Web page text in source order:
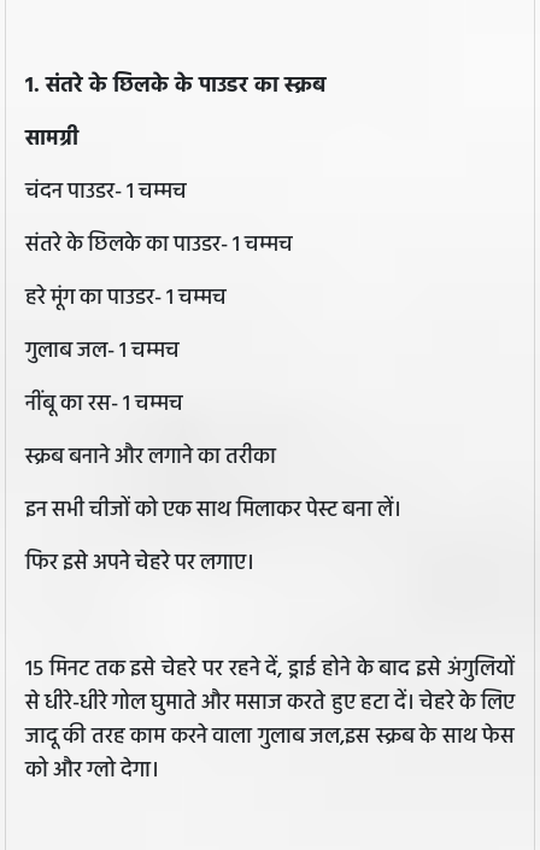
1. संतरे के छिलके के पाउडर का स्‍क्रब
सामग्री
चंदन पाउडर- 1 चम्‍मच
संतरे के छिलके का पाउडर- 1 चम्‍मच
हरे मूंग का पाउडर- 1 चम्‍मच
गुलाब जल- 1 चम्‍मच
नींबू का रस- 1 चम्‍मच
स्क्रब बनाने और लगाने का तरीका
इन सभी चीजों को एक साथ मिलाकर पेस्ट बना लें।
फिर इसे अपने चेहरे पर लगाए।
15 मिनट तक इसे चेहरे पर रहने दें, ड्राई होने के बाद इसे अंगुलियों
से धीरे-धीरे गोल घुमाते और मसाज करते हुए हटा दें। चेहरे के लिए
जादू की तरह काम करने वाला गुलाब जल,इस स्क्रब के साथ फेस
को और ग्लो देगा।